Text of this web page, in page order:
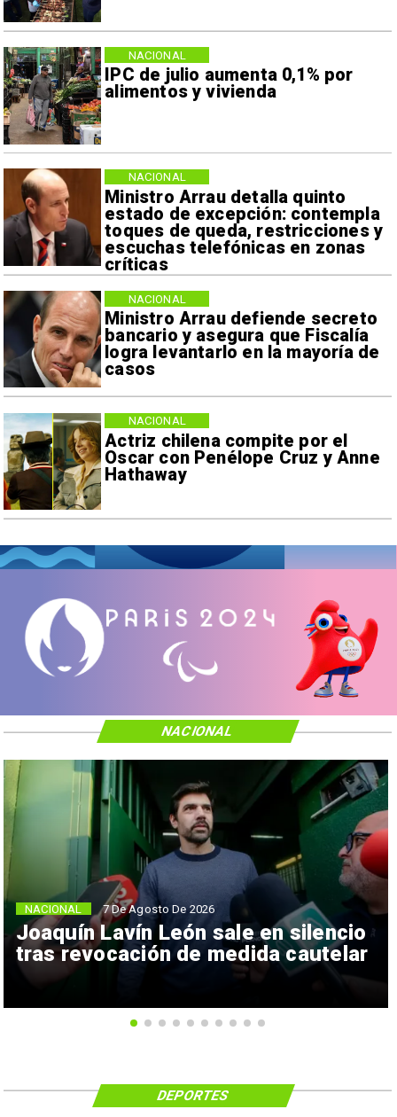
IPC de julio aumenta 0,1% por
alimentos y vivienda
NACIONAL
Ministro Arrau detalla quinto
estado de excepción: contempla
toques de queda, restricciones y
escuchas telefónicas en zonas
críticas
NACIONAL
Ministro Arrau defiende secreto
bancario y asegura que Fiscalía
logra levantarlo en la mayoría de
casos
NACIONAL
Actriz chilena compite por el
Oscar con Penélope Cruz y Anne
Hathaway
NACIONAL
Joaquín Lavín León sale en silencio
tras revocación de medida cautelar
NACIONAL 7 De Agosto De 2026
NACIONAL
DEPORTES